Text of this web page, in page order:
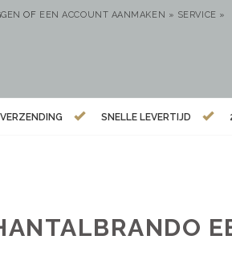
OF EEN ACCOUNT AANMAKEN » SERVICE »
SNELLE LEVERTIJD